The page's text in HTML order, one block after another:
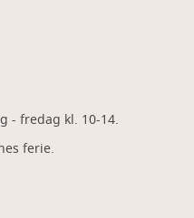
- fredag kl. 10-14.
ferie.